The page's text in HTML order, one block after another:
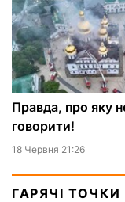
Правда, про яку
говорити!
18 Червня 21:26
ГАРЯЧІ ТОЧКИ